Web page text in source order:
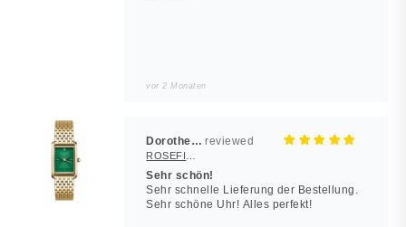
vor 2 Monaten
Dorothea Hilbert
Sehr schön!
Sehr schnelle Lieferung der Bestellung.
Sehr schöne Uhr! Alles perfekt!